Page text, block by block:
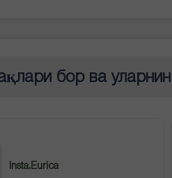
бор ва
Insta.Eurica